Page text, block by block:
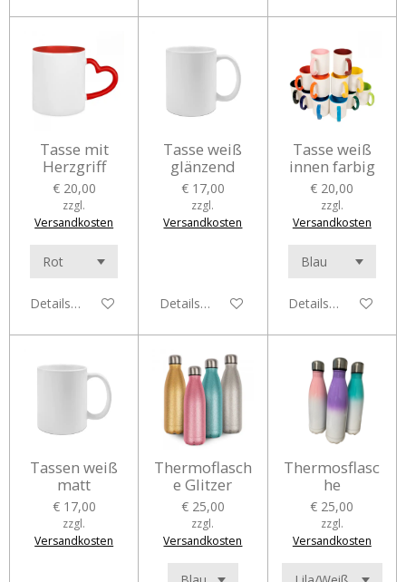
Tasse mit
Herzgriff
€ 20,00
zzgl.
Versandkosten
Details anzeigen
Tasse weiß
glänzend
€ 17,00
zzgl.
Versandkosten
Details anzeigen
Tasse weiß
innen farbig
€ 20,00
zzgl.
Versandkosten
Details anzeigen
Tassen weiß
matt
€ 17,00
zzgl.
Versandkosten
Thermoflasch
e Glitzer
€ 25,00
zzgl.
Versandkosten
Thermosflasc
he
€ 25,00
zzgl.
Versandkosten